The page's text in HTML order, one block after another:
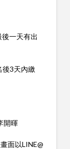
一天有出
後3天內繳
開暉
面以LINE@